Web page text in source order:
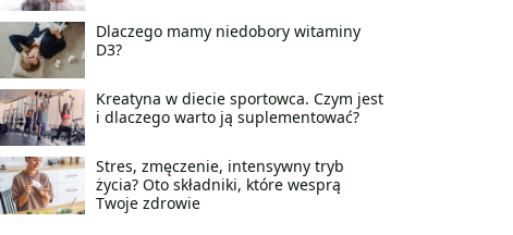
Dlaczego mamy niedobory witaminy
D3?
Kreatyna w diecie sportowca. Czym jest
i dlaczego warto ją suplementować?
Stres, zmęczenie, intensywny tryb
życia? Oto składniki, które wesprą
Twoje zdrowie